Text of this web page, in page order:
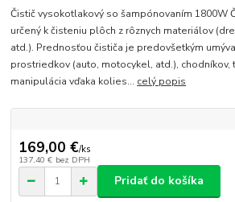
Čistič vysokotlakový so šampónovaním 1800W
určený k čisteniu plôch z rôznych materiálov
atd.). Prednosťou čističa je predovšetkým
prostriedkov (auto, motocykel, atd.), chodníkov,
manipulácia vďaka kolies... celý popis
169,00 €/ks
137,40 € bez DPH
Pridať do košíka